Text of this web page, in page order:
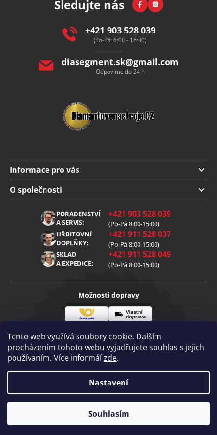
Tento web využívá soubory cookie. Dalším
procházením tohoto webu vyjadřujete souhlas s jejich
používaním. Více informáízde.
Nastavení
Souhlasím
Sledujte nás
+421 903 528 039
(Po-Pá: 8:00 - 16:30)
diasegment.sk@gmail.com
Odpovíme do 24 h
Informace pro vás
Doprava a platba
Obchodní podmínky
Reklamace
Zpracování osobních údajů
O společnosti
PORADENSTVÍ
A SERVIS:
+421 903 528 039
(Po-Pá 8:00-15:00)
HŘBITOVNÍ
DOPLŇKY:
+421 911 528 037
(Po-Pá 8:00-15:00)
SKLAD
A EXPEDICE:
+421 911 528 049
(Po-Pá 8:00-15:00)
Možnosti dopravy
pošta
doprava
Visa Mastercard
Vytvořil Shoptet | mime digital
Copyright 2026
Diamantovenastroje.cz. Všechna práva
vyhrazena.